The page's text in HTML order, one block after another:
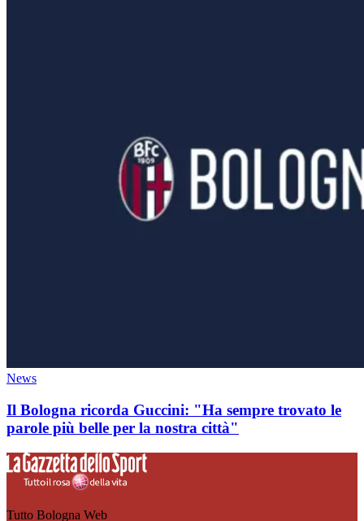
News
Il Bologna ricorda Guccini: "Ha sempre trovato le
parole più belle per la nostra città"
Tutto Bologna Web